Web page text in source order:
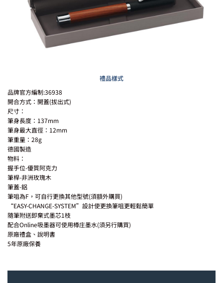
禮品樣式
品牌官方編制:36938
開合方式：開蓋(拔出式)
尺寸：
筆身長度：137mm
筆身最大直徑：12mm
筆重量：28g
德國製造
物料：
握手位-優質阿克力
筆桿-非洲玫瑰木
筆蓋-鋁
筆咀為F，可自行更換其他型號(須額外購買)
“EASY-CHANGE-SYSTEM”設計使更換筆咀更輕鬆簡單
隨筆附送即棄式墨芯1枝
配合Online吸墨器可使用樽庄墨水(須另行購買)
原廠禮盒、說明書
5年原廠保養